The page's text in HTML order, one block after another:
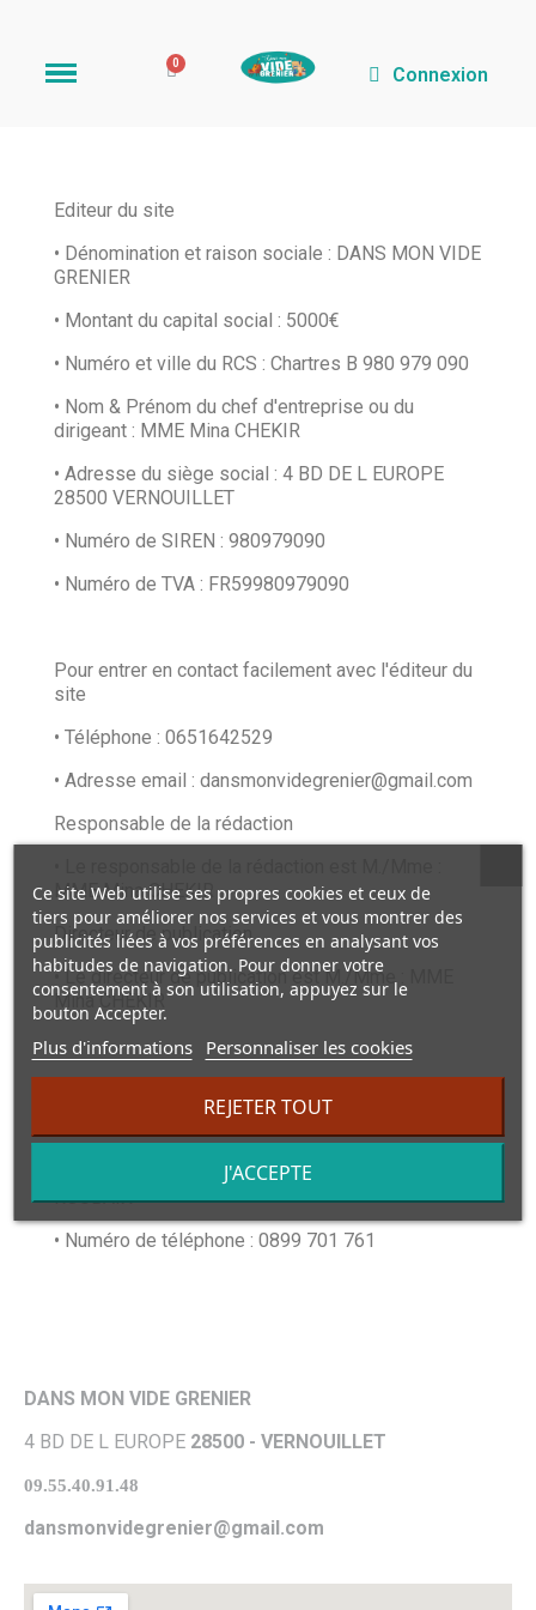
Ce site Web utilise ses propres cookies et ceux de
tiers pour améliorer nos services et vous montrer des
publicités liées à vos préférences en analysant vos
habitudes de navigation. Pour donner votre
consentement à son utilisation, appuyez sur le
bouton Accepter.
Plus d'informations Personnaliser les cookies
REJETER TOUT
J'ACCEPTE
Connexion
Editeur du site
• Dénomination et raison sociale : DANS MON VIDE
GRENIER
• Montant du capital social : 5000€
• Numéro et ville du RCS : Chartres B 980 979 090
• Nom & Prénom du chef d'entreprise ou du
dirigeant : MME Mina CHEKIR
• Adresse du siège social : 4 BD DE L EUROPE
28500 VERNOUILLET
• Numéro de SIREN : 980979090
• Numéro de TVA : FR59980979090
Pour entrer en contact facilement avec l'éditeur du
site
• Téléphone : 0651642529
• Adresse email : dansmonvidegrenier@gmail.com
Responsable de la rédaction
MME Mina CHEKIR
Directeur de publication
• Le directeur de publication est M./Mme : MME
Mina CHEKIR
• Nom : SAS OVH
• Adresse complète : 2 rue Kellermann 59100
ROUBAIX
• Numéro de téléphone : 0899 701 761
DANS MON VIDE GRENIER
4 BD DE L EUROPE 28500 - VERNOUILLET
09.55.40.91.48
dansmonvidegrenier@gmail.com